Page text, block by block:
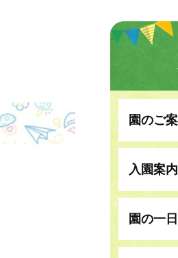
園のご
入園案内
園の一日